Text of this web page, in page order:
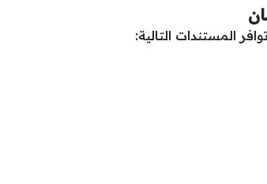
المستندات التالية: